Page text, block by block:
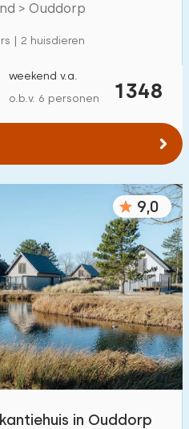
> Ouddorp
| 2 huisdieren
1348
weekend v.a.
o.b.v. 6 personen
9,0
in Ouddorp